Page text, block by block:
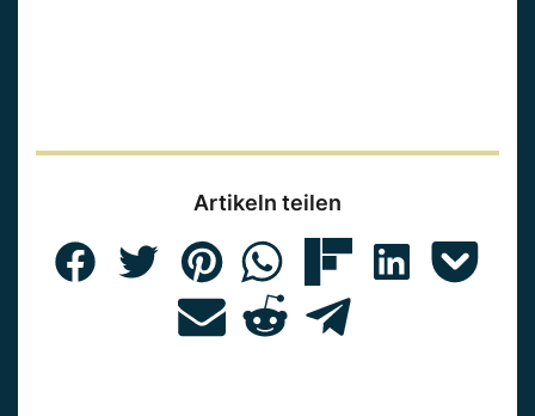
Artikeln teilen